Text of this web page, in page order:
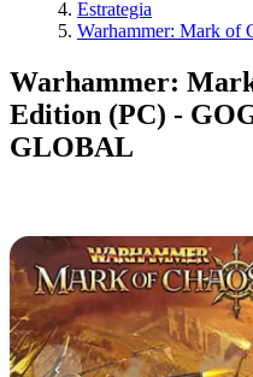
Estrategia
Warhammer: Mark of
Warhammer:
Edition (PC) -
GLOBAL